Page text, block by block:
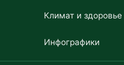
Климат и здоровье
Инфографики